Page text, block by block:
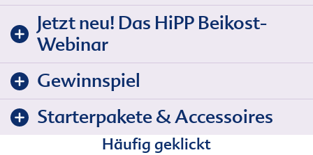
Jetzt neu! Das HiPP Beikost-
Webinar
Gewinnspiel
Starterpakete & Accessoires
Häufig geklickt